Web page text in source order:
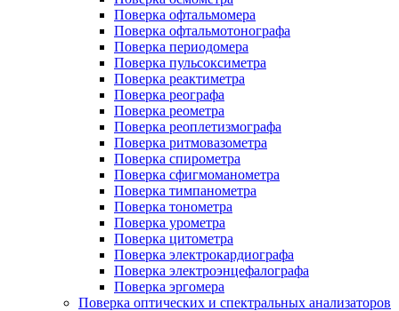
Поверка офтальмомера
Поверка офтальмотонографа
Поверка периодомера
Поверка пульсоксиметра
Поверка реактиметра
Поверка реографа
Поверка реометра
Поверка реоплетизмографа
Поверка ритмовазометра
Поверка спирометра
Поверка сфигмоманометра
Поверка тимпанометра
Поверка тонометра
Поверка урометра
Поверка цитометра
Поверка электрокардиографа
Поверка электроэнцефалографа
Поверка эргомера
Поверка оптических и спектральных анализаторов